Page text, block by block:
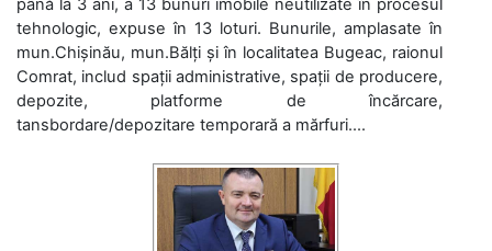
până la 3 ani, a 13 bunuri imobile neutilizate în procesul
tehnologic, expuse în 13 loturi. Bunurile, amplasate în
mun.Chișinău, mun.Bălți și în localitatea Bugeac, raionul
Comrat, includ spații administrative, spații de producere,
depozite, platforme de încărcare,
tansbordare/depozitare temporară a mărfuri....